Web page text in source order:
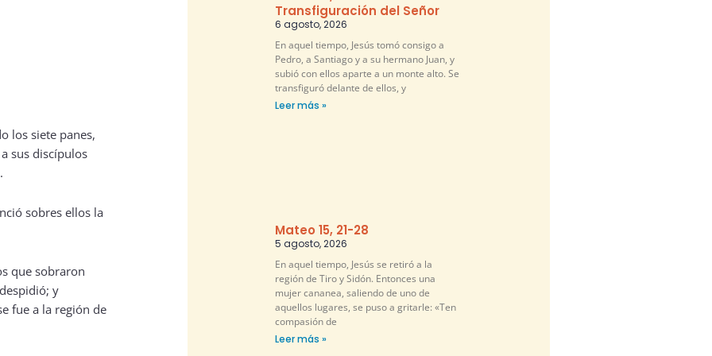
los siete panes,
sus discípulos
sobres ellos la
que sobraron
y
fue a la región de
Transfiguración del Señor
6 agosto, 2026
En aquel tiempo, Jesús tomó consigo a
Pedro, a Santiago y a su hermano Juan, y
subió con ellos aparte a un monte alto. Se
transfiguró delante de ellos, y
Leer más »
Mateo 15, 21-28
5 agosto, 2026
En aquel tiempo, Jesús se retiró a la
región de Tiro y Sidón. Entonces una
mujer cananea, saliendo de uno de
aquellos lugares, se puso a gritarle: «Ten
compasión de
Leer más »